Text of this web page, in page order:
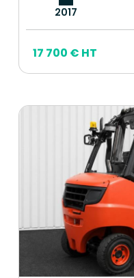
2017
17 700 € HT